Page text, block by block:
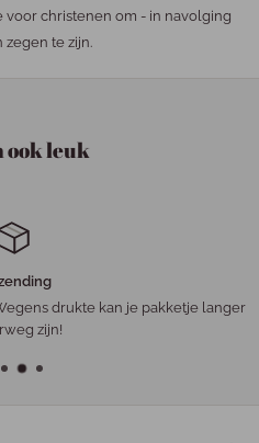
voor christenen om - in navolging
zegen te zijn.
ook leuk
drukte kan je pakketje langer
zijn!